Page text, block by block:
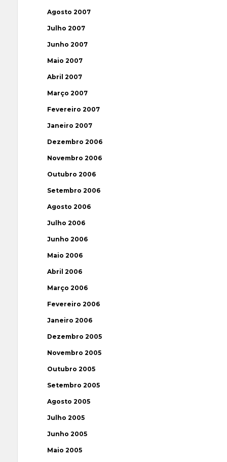
Agosto 2007
Julho 2007
Junho 2007
Maio 2007
Abril 2007
Março 2007
Fevereiro 2007
Janeiro 2007
Dezembro 2006
Novembro 2006
Outubro 2006
Setembro 2006
Agosto 2006
Julho 2006
Junho 2006
Maio 2006
Abril 2006
Março 2006
Fevereiro 2006
Janeiro 2006
Dezembro 2005
Novembro 2005
Outubro 2005
Setembro 2005
Agosto 2005
Julho 2005
Junho 2005
Maio 2005